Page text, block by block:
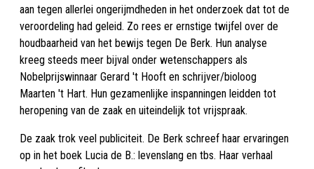
aan tegen allerlei ongerijmdheden in het onderzoek dat tot de
veroordeling had geleid. Zo rees er ernstige twijfel over de
houdbaarheid van het bewijs tegen De Berk. Hun analyse
kreeg steeds meer bijval onder wetenschappers als
Nobelprijswinnaar Gerard 't Hooft en schrijver/bioloog
Maarten 't Hart. Hun gezamenlijke inspanningen leidden tot
heropening van de zaak en uiteindelijk tot vrijspraak.
De zaak trok veel publiciteit. De Berk schreef haar ervaringen
op in het boek Lucia de B.: levenslang en tbs. Haar verhaal